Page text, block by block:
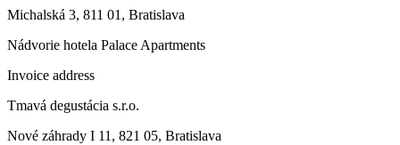
Michalská 3, 811 01, Bratislava
Nádvorie hotela Palace Apartments
Invoice address
Tmavá degustácia s.r.o.
Nové záhrady I 11, 821 05, Bratislava